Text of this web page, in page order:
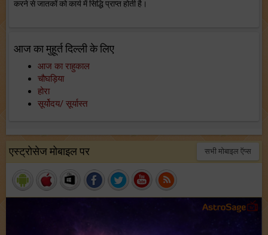
करने से जातकों को कार्य में सिद्धि प्राप्त होती है।
आज का मुहूर्त दिल्ली के लिए
आज का राहुकाल
चौघड़िया
होरा
सूर्योदय/ सूर्यास्त
एस्ट्रोसेज मोबाइल पर सभी मोबाइल ऍप्स